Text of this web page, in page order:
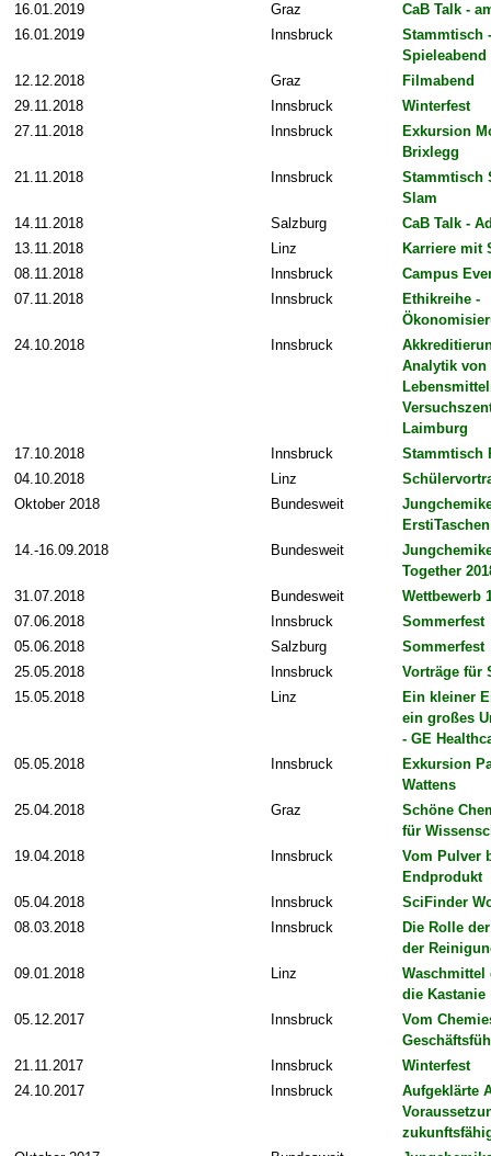
16.01.2019
Graz
CaB Talk -
16.01.2019
Innsbruck
Stammtisch -
Spieleabend
12.12.2018
Graz
Filmabend
29.11.2018
Innsbruck
Winterfest
27.11.2018
Innsbruck
Exkursion
Brixlegg
21.11.2018
Innsbruck
Stammtisch
Slam
14.11.2018
Salzburg
CaB Talk -
13.11.2018
Linz
Karriere mit
08.11.2018
Innsbruck
Campus
07.11.2018
Innsbruck
Ethikreihe -
24.10.2018
Innsbruck
Analytik von
Laimburg
17.10.2018
Innsbruck
Stammtisch
04.10.2018
Linz
Oktober 2018
Bundesweit
ErstiTaschen
14.-16.09.2018
Bundesweit
Together
31.07.2018
Bundesweit
Wettbewerb
07.06.2018
Innsbruck
Sommerfest
05.06.2018
Salzburg
Sommerfest
25.05.2018
Innsbruck
Vorträge für
15.05.2018
Linz
Ein kleiner
ein großes
- GE
05.05.2018
Innsbruck
Exkursion
Wattens
25.04.2018
Graz
Schöne
für
19.04.2018
Innsbruck
Vom Pulver
Endprodukt
05.04.2018
Innsbruck
SciFinder
08.03.2018
Innsbruck
Die Rolle
der
09.01.2018
Linz
Waschmittel
die Kastanie
05.12.2017
Innsbruck
Vom
21.11.2017
Innsbruck
Winterfest
24.10.2017
Innsbruck
Aufgeklärte